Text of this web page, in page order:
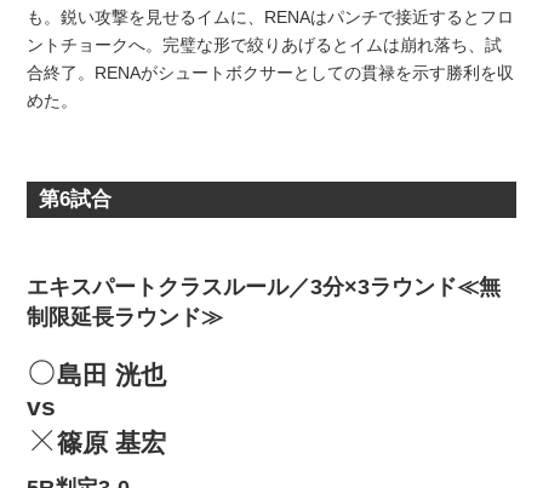
も。鋭い攻撃を見せるイムに、RENAはパンチで接近するとフロ
ントチョークへ。完璧な形で絞りあげるとイムは崩れ落ち、試
合終了。RENAがシュートボクサーとしての貫禄を示す勝利を収
めた。
第6試合
エキスパートクラスルール／3分×3ラウンド≪無
制限延長ラウンド≫
島田 洸也
vs
篠原 基宏